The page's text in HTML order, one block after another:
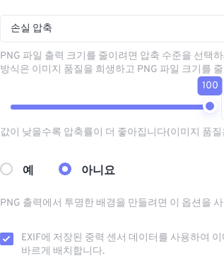
손실 압축
PNG 파일 출력 크기를 줄이려면 압축 수준을 선택
방식은 이미지 품질을 희생하고 PNG 파일 크기를
100
값이 낮을수록 압축률이 더 좋아집니다(이미지 품
예 아니요
PNG 출력에서 ​​투명한 배경을 만들려면 이 옵션을
EXIF에 저장된 중력 센서 데이터를 사용하여
바르게 배치합니다.